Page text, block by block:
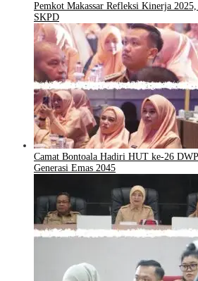
Pemkot Makassar Refleksi Kinerja
SKPD
Camat Bontoala Hadiri HUT ke-26
Generasi Emas 2045